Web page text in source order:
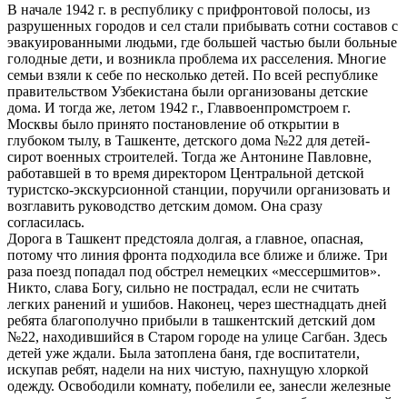
В начале 1942 г. в республику с прифронтовой полосы, из
разрушенных городов и сел стали прибывать сотни составов с
эвакуированными людьми, где большей частью были больные
голодные дети, и возникла проблема их расселения. Многие
семьи взяли к себе по несколько детей. По всей республике
правительством Узбекистана были организованы детские
дома. И тогда же, летом 1942 г., Главвоенпромстроем г.
Москвы было принято постановление об открытии в
глубоком тылу, в Ташкенте, детского дома №22 для детей-
сирот военных строителей. Тогда же Антонине Павловне,
работавшей в то время директором Центральной детской
туристско-экскурсионной станции, поручили организовать и
возглавить руководство детским домом. Она сразу
согласилась.
Дорога в Ташкент предстояла долгая, а главное, опасная,
потому что линия фронта подходила все ближе и ближе. Три
раза поезд попадал под обстрел немецких «мессершмитов».
Никто, слава Богу, сильно не пострадал, если не считать
легких ранений и ушибов. Наконец, через шестнадцать дней
ребята благополучно прибыли в ташкентский детский дом
№22, находившийся в Старом городе на улице Сагбан. Здесь
детей уже ждали. Была затоплена баня, где воспитатели,
искупав ребят, надели на них чистую, пахнущую хлоркой
одежду. Освободили комнату, побелили ее, занесли железные